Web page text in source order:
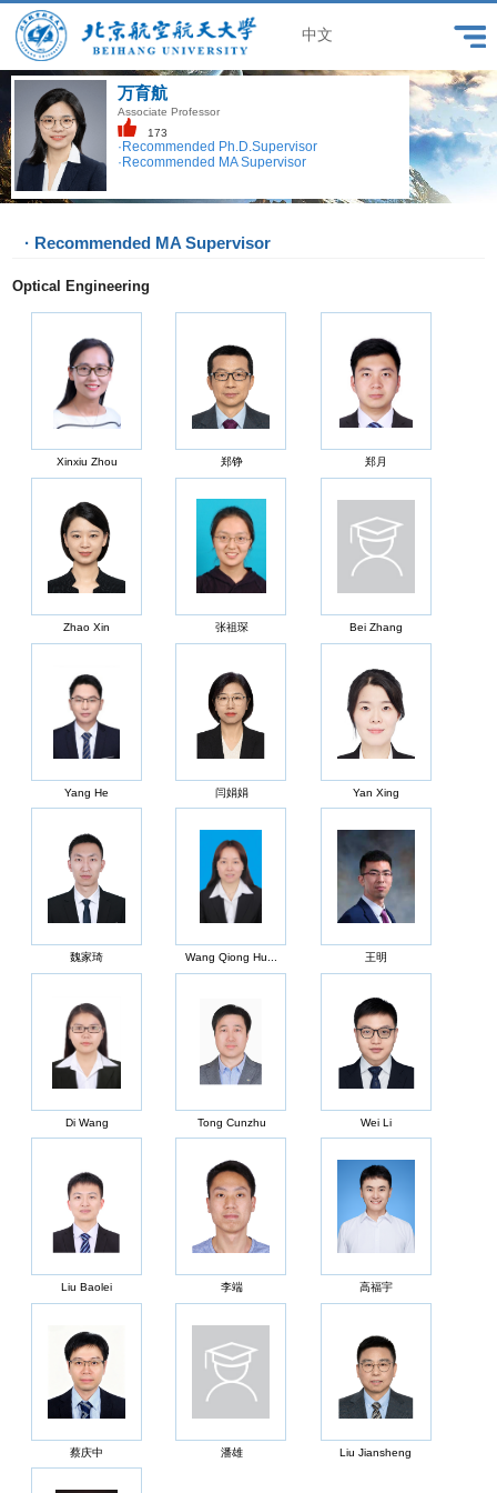
中文
万育航
Associate Professor
173
·Recommended Ph.D.Supervisor
·Recommended MA Supervisor
· Recommended MA Supervisor
Optical Engineering
Xinxiu Zhou 郑铮 郑月
Zhao Xin 张祖琛 Bei Zhang
Yang He 闫娟娟 Yan Xing
魏家琦 Wang Qiong Hu... 王明
Di Wang Tong Cunzhu Wei Li
Liu Baolei 李端 高福宇
蔡庆中 潘雄 Liu Jiansheng